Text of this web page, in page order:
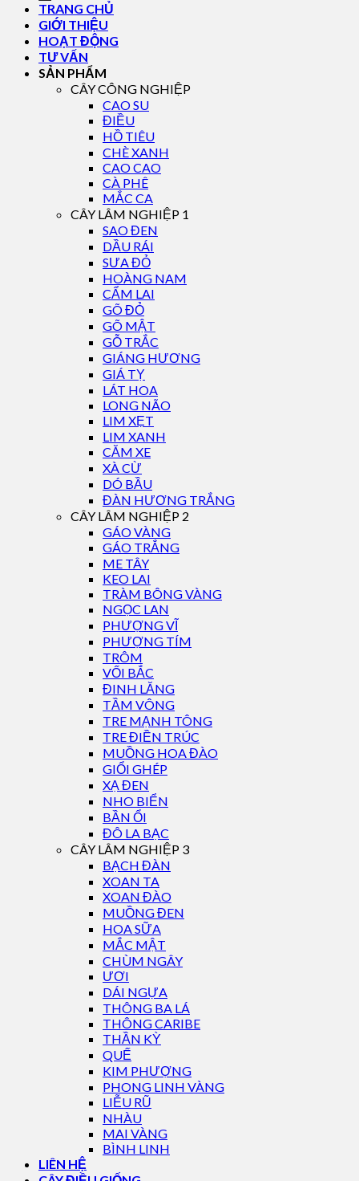
TRANG CHỦ
GIỚI THIỆU
HOẠT ĐỘNG
TƯ VẤN
SẢN PHẨM
CÂY CÔNG NGHIỆP
CAO SU
ĐIỀU
HỒ TIÊU
CHÈ XANH
CAO CAO
CÀ PHÊ
MẮC CA
CÂY LÂM NGHIỆP 1
SAO ĐEN
DẦU RÁI
SƯA ĐỎ
HOÀNG NAM
CẨM LAI
GÕ ĐỎ
GÕ MẬT
GỖ TRẮC
GIÁNG HƯƠNG
GIÁ TỴ
LÁT HOA
LONG NÃO
LIM XẸT
LIM XANH
CĂM XE
XÀ CỪ
DÓ BẦU
ĐÀN HƯƠNG TRẮNG
CÂY LÂM NGHIỆP 2
GÁO VÀNG
GÁO TRẮNG
ME TÂY
KEO LAI
TRÀM BÔNG VÀNG
NGỌC LAN
PHƯỢNG VĨ
PHƯỢNG TÍM
TRÔM
VỐI BẮC
ĐINH LĂNG
TẦM VÔNG
TRE MẠNH TÔNG
TRE ĐIỀN TRÚC
MUỒNG HOA ĐÀO
GIỔI GHÉP
XẠ ĐEN
NHO BIỂN
BẦN ỔI
ĐÔ LA BẠC
CÂY LÂM NGHIỆP 3
BẠCH ĐÀN
XOAN TA
XOAN ĐÀO
MUỒNG ĐEN
HOA SỮA
MẮC MẬT
CHÙM NGÂY
ƯƠI
DÁI NGỰA
THÔNG BA LÁ
THÔNG CARIBE
THẦN KỲ
QUẾ
KIM PHƯỢNG
PHONG LINH VÀNG
LIỄU RŨ
NHÀU
MAI VÀNG
BÌNH LINH
LIÊN HỆ